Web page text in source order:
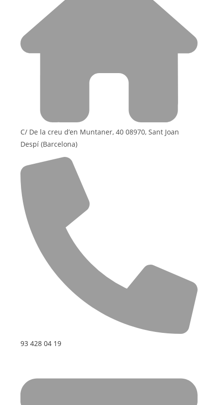
C/ De la creu d’en Muntaner, 40 08970, Sant Joan
Despí (Barcelona)
93 428 04 19